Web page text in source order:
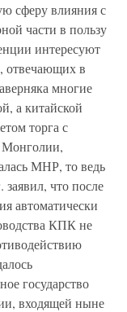
сферу влияния с
части в пользу
интересуют
отвечающих в
многие
а китайской
торга с
Монголии,
МНР, то ведь
что после
автоматически
КПК не
государство
входящей ныне